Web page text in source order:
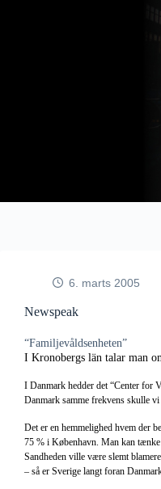
6. marts 2005
Newspeak
“Familjevåldsenheten”
I Kronobergs län talar man
I Danmark hedder det “Center for
Danmark samme frekvens skulle
Det er en hemmelighed hvem der
75 % i København. Man kan
Sandheden ville være slemt
– så er Sverige langt foran